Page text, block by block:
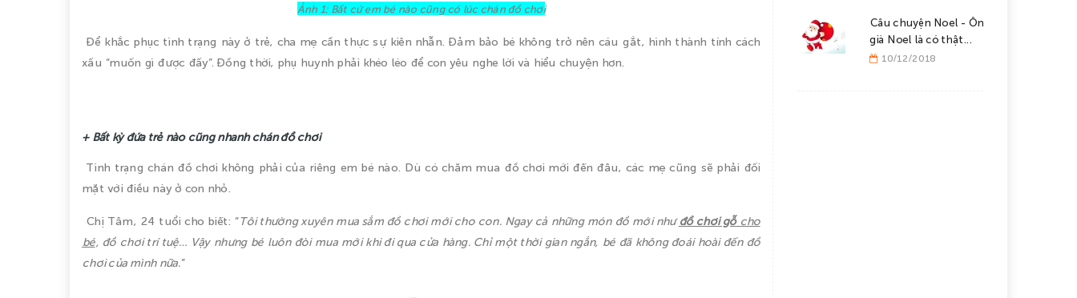
Ảnh 1: Bất cứ em bé nào cũng có lúc chán đồ chơi
Để khắc phục tình trạng này ở trẻ, cha mẹ cần thực sự kiên nhẫn. Đảm bảo bé không trở nên cáu gắt, hình thành tính cách
xấu “muốn gì được đấy”. Đồng thời, phụ huynh phải khéo léo để con yêu nghe lời và hiểu chuyện hơn.
+ Bất kỳ đứa trẻ nào cũng nhanh chán đồ chơi
Tình trạng chán đồ chơi không phải của riêng em bé nào. Dù có chăm mua đồ chơi mới đến đâu, các mẹ cũng sẽ phải đối
mặt với điều này ở con nhỏ.
Chị Tâm, 24 tuổi cho biết: “Tôi thường xuyên mua sắm đồ chơi mới cho con. Ngay cả những món đồ mới nhưđồ chơi gỗcho
bé, đồ chơi trí tuệ… Vậy nhưng bé luôn đòi mua mới khi đi qua cửa hàng. Chỉ một thời gian ngắn, bé đã không đoái hoài đến đồ
chơi của mình nữa.”
Câu chuyện Noel - Ông
già Noel là có thật...
10/12/2018